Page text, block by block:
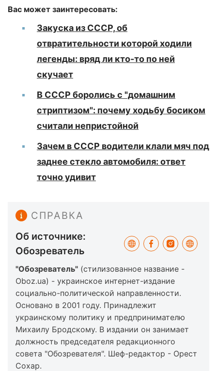
Вас может заинтересовать:
Закуска из СССР, об
отвратительности которой ходили
легенды: вряд ли кто-то по ней
скучает
В СССР боролись с "домашним
стриптизом": почему ходьбу босиком
считали непристойной
Зачем в СССР водители клали мяч под
заднее стекло автомобиля: ответ
точно удивит
СПРАВКА
Об источнике:
Обозреватель
"Обозреватель" (стилизованное название -
Oboz.ua) - украинское интернет-издание
социально-политической направленности.
Основано в 2001 году. Принадлежит
украинскому политику и предпринимателю
Михаилу Бродскому. В издании он занимает
должность председателя редакционного
совета "Обозревателя". Шеф-редактор - Орест
Сохар.